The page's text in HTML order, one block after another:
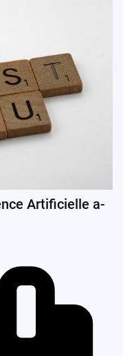
Artificielle a-